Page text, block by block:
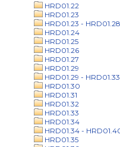
HRD01.22
HRD01.23
HRD01.23 - HRD01.28
HRD01.24
HRD01.25
HRD01.26
HRD01.27
HRD01.29
HRD01.29 - HRD01.33
HRD01.30
HRD01.31
HRD01.32
HRD01.33
HRD01.34
HRD01.34 -
HRD01.35